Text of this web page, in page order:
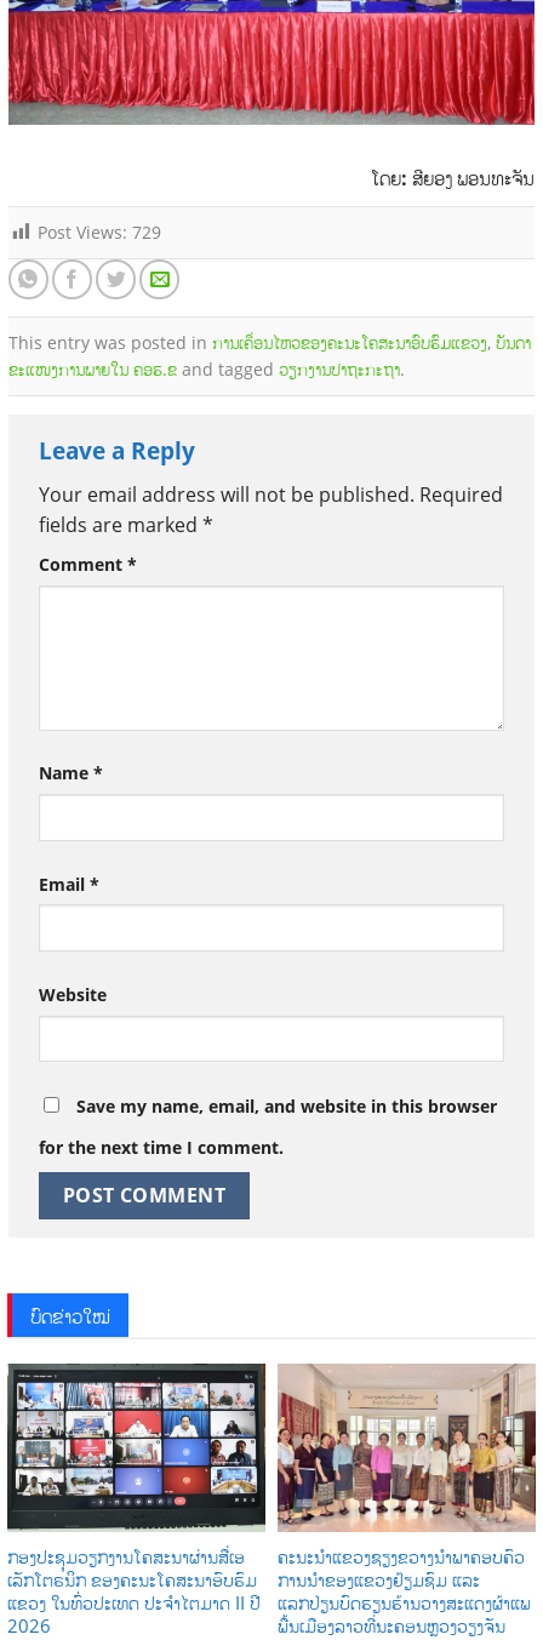
ໂດຍ: ສີຍອງ ພອນທະຈັນ
Post Views: 729
This entry was posted in ການເຄື່ອນໄຫວຂອງຄະນະໂຄສະນາອົບຮົມແຂວງ, ບັນດາ
ຂະແໜງການພາຍໃນ ຄອຮ.ຂ and tagged ວຽກງານປາຖະກະຖາ.
Leave a Reply
Your email address will not be published. Required
fields are marked *
Comment *
Name *
Email *
Website
Save my name, email, and website in this browser
for the next time I comment.
ບົດຂ່າວໃໝ່
ກອງປະຊຸມວຽກງານໂຄສະນາຜ່ານສື່ເອ
ເລັກໂຕຣນິກ ຂອງຄະນະໂຄສະນາອົບຮົມ
ແຂວງ ໃນທົ່ວປະເທດ ປະຈໍາໄຕມາດ II ປີ
2026
ຄະນະນຳແຂວງຊຽງຂວາງນຳພາຄອບຄົວ
ການນໍາຂອງແຂວງຢ້ຽມຊົມ ແລະ
ແລກປ່ຽນບົດຮຽນຮ້ານວາງສະແດງຜ້າແພ
ພື້ນເມືອງລາວທີ່ນະຄອນຫຼວງວຽງຈັນ